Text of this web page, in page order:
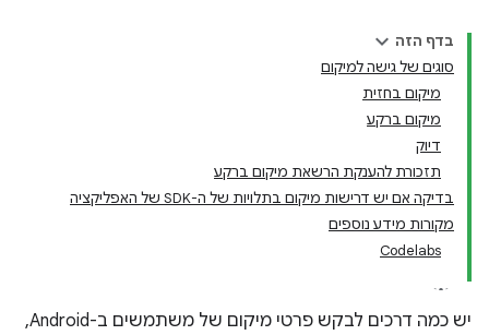
בדף הזה
סוגים של גישה למיקום
מיקום בחזית
מיקום ברקע
דיוק
תזכורת להענקת הרשאת מיקום ברקע
בדיקה אם יש דרישות מיקום בתלויות של ה-SDK של האפליקציה
מקורות מידע נוספים
Codelabs
יש כמה דרכים לבקש פרטי מיקום של משתמשים ב-Android,